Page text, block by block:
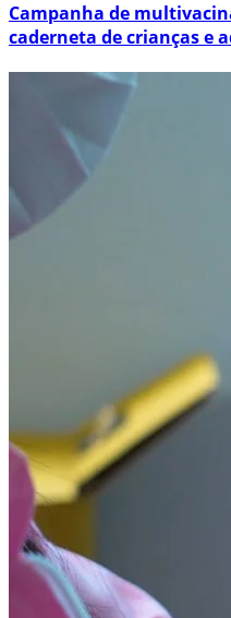
Campanha de
caderneta de crianças e